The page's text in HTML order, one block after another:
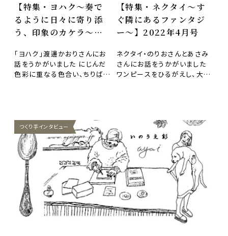
【特集・ヨハク〜奏で
るように日々に寄り添
う、印象のカケラ〜】
「ヨハク」渡邊かおりさんにお
話をうかがいました にじんだ
色彩に重なる色合い、ちりばめ
【特集・ネクタイ〜す
ぐ隣にあるファンタジ
ー〜】2022年4月号
ネクタイ・のりおさんとあさみ
さんにお話をうかがいました
ワンピースをひるがえし、大き
つくり手インタビュー